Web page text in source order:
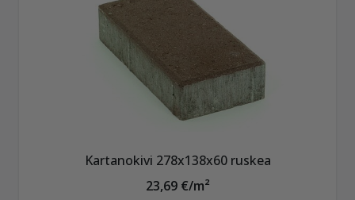
Kartanokivi 278x138x60 ruskea
23,69 €/m²